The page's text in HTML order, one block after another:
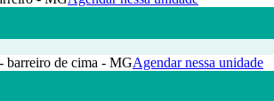
barreiro de cima - MGAgendar nessa unidade